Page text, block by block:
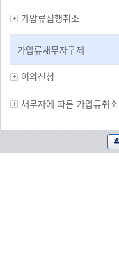
가압류집행취소
가압류채무자구제
이의신청
채무자에 따른 가압류취소